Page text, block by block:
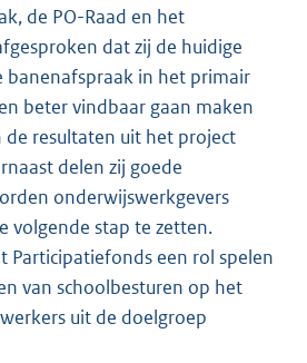
de PO-Raad en het
dat zij de huidige
banenafspraak in het primair
beter vindbaar gaan maken
de resultaten uit het project
delen zij goede
onderwijswerkgevers
volgende stap te zetten.
Participatiefonds een rol spelen
van schoolbesturen op het
uit de doelgroep